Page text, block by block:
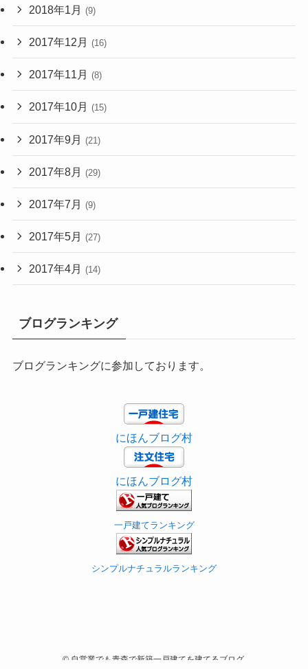
2018年1月 (9)
2017年12月 (16)
2017年11月 (8)
2017年10月 (15)
2017年9月 (21)
2017年8月 (29)
2017年7月 (9)
2017年5月 (27)
2017年4月 (14)
ブログランキング
ブログランキングに参加しております。
にほんブログ村
にほんブログ村
一戸建てランキング
シンプルナチュラルランキング
©自営業でも青森で新築一戸建てを建てるブログ.